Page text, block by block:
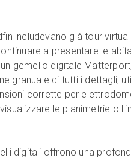
includevano già tour
a presentare le
gemello digitale
granuale di tutti i dettagli,
corrette per
le planimetrie o
digitali offrono una